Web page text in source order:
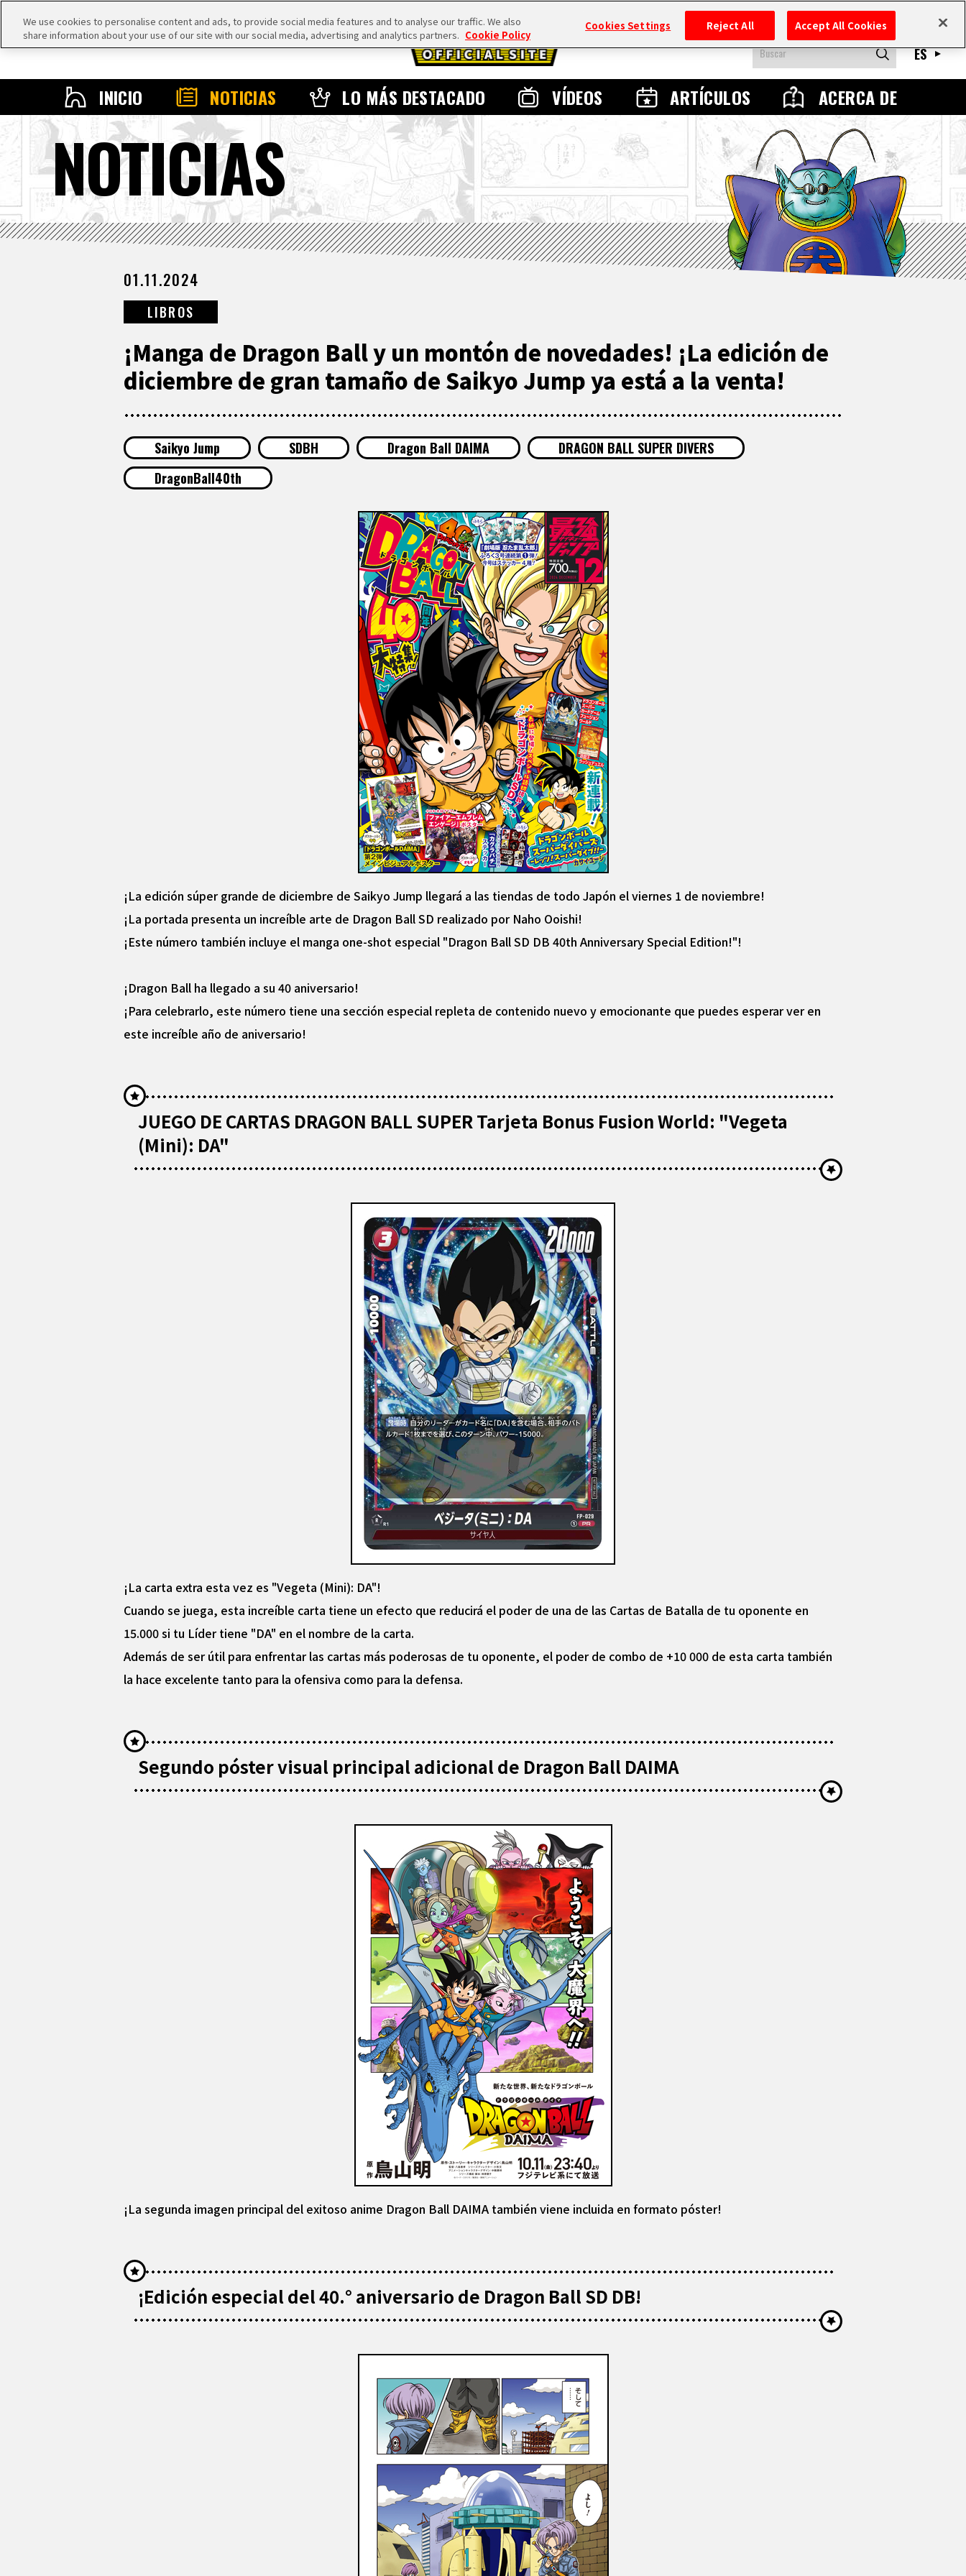
INICIO NOTICIAS LO MÁS DESTACADO VÍDEOS ARTÍCULOS ACERCA DE
ES
NOTICIAS
01.11.2024
LIBROS
¡Manga de Dragon Ball y un montón de novedades! ¡La edición de
diciembre de gran tamaño de Saikyo Jump ya está a la venta!
Saikyo Jump SDBH Dragon Ball DAIMA
DRAGON BALL SUPER DIVERS
DragonBall40th
¡La edición súper grande de diciembre de Saikyo Jump llegará a las tiendas de todo Japón el viernes 1 de noviembre!
¡La portada presenta un increíble arte de Dragon Ball SD realizado por Naho Ooishi!
¡Este número también incluye el manga one-shot especial "Dragon Ball SD DB 40th Anniversary Special Edition!"!
¡Dragon Ball ha llegado a su 40 aniversario!
¡Para celebrarlo, este número tiene una sección especial repleta de contenido nuevo y emocionante que puedes esperar ver en
este increíble año de aniversario!
JUEGO DE CARTAS DRAGON BALL SUPER Tarjeta Bonus Fusion World: "Vegeta
(Mini): DA"
¡La carta extra esta vez es "Vegeta (Mini): DA"!
Cuando se juega, esta increíble carta tiene un efecto que reducirá el poder de una de las Cartas de Batalla de tu oponente en
15.000 si tu Líder tiene "DA" en el nombre de la carta.
Además de ser útil para enfrentar las cartas más poderosas de tu oponente, el poder de combo de +10 000 de esta carta también
la hace excelente tanto para la ofensiva como para la defensa.
Segundo póster visual principal adicional de Dragon Ball DAIMA
¡La segunda imagen principal del exitoso anime Dragon Ball DAIMA también viene incluida en formato póster!
¡Edición especial del 40.° aniversario de Dragon Ball SD DB!
We use cookies to personalise content and ads, to provide social media features and to analyse our traffic. We also
share information about your use of our site with our social media, advertising and analytics partners. Cookie Policy
Cookies Settings Reject All Accept All Cookies